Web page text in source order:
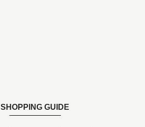
SHOPPING GUIDE